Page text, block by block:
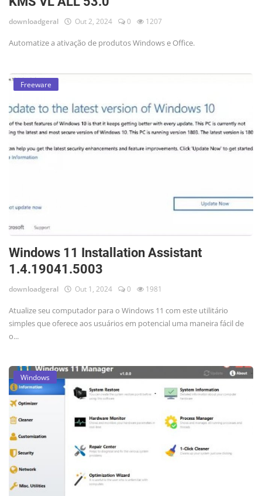
downloadgeral Out 2, 2024 0 1207
Automatize a ativação de produtos Windows e Office.
Freeware
Windows 11 Installation Assistant
1.4.19041.5003
downloadgeral Out 1, 2024 0 1981
Atualize seu computador para o Windows 11 com este utilitário
simples que oferece aos usuários em potencial uma maneira fácil de
o...
Windows